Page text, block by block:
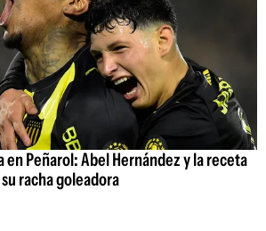
en Peñarol: Abel Hernández y la receta
racha goleadora